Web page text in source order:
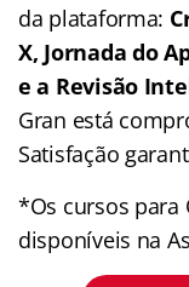
da plataforma:
X, Jornada do
e a Revisão
Gran está
Satisfação
*Os cursos para
disponíveis na